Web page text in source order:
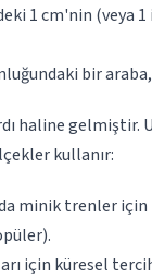
1 cm'nin (veya
bir
haline gelmiştir.
kullanır:
minik trenler
için küresel